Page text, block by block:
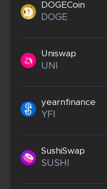
DOGECoin
DOGE
Uniswap
UNI
yearnfinance
YFI
SushiSwap
SUSHI